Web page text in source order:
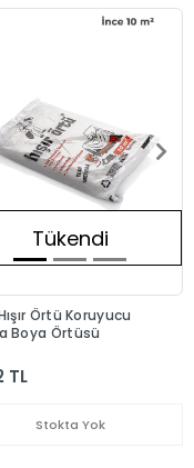
Tükendi
Örtü Koruyucu
Boya Örtüsü
TL
Stokta Yok